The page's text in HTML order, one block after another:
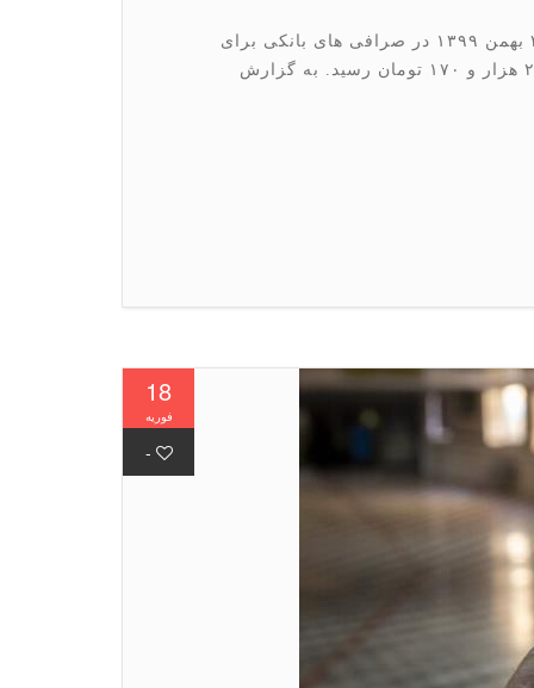
قیمت هر دلار آمریکا (اسکناس) امروز پنجشنبه ۳۰ بهمن ۱۳۹۹ در صرافی های بانکی برای
خرید به ۲۴ هزار و ۶۷۰ تومان و برای فروش به ۲۵ هزار و ۱۷۰ تومان رسید. به گزارش
18
فوریه
-